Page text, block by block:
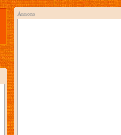
Annons